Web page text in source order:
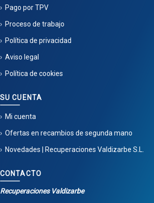
Pago por TPV
Proceso de trabajo
Política de privacidad
Aviso legal
Política de cookies
SU CUENTA
Mi cuenta
Ofertas en recambios de segunda mano
Novedades | Recuperaciones Valdizarbe S.L.
CONTACTO
Recuperaciones Valdizarbe